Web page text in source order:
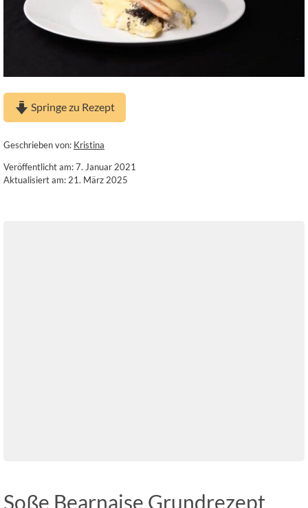
Springe zu Rezept
Geschrieben von: Kristina
Veröffentlicht am: 7. Januar 2021
Aktualisiert am: 21. März 2025
Soße Bearnaise Grundrezept